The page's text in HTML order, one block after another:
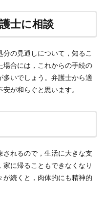
士に相談
の見通しについて，知るこ
場合には，これからの手続の
いでしょう。弁護士から適
が和らぐと思います。
れるので，生活に大きな支
に帰ることもできなくなり
が続くと，肉体的にも精神的